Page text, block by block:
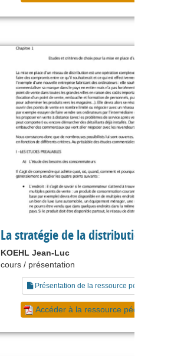
La stratégie de la distribution
KOEHL Jean-Luc
cours / présentation
Présentation de la ressource pédagogique
Accéder à la ressource pédagogique